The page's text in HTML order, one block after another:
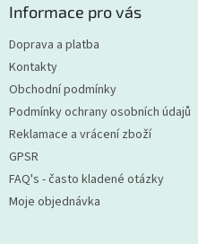
Informace pro vás
Doprava a platba
Kontakty
Obchodní podmínky
Podmínky ochrany osobních údajů
Reklamace a vrácení zboží
GPSR
FAQ's - často kladené otázky
Moje objednávka